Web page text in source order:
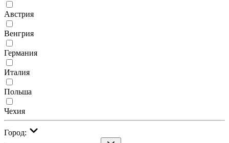
Австрия
Венгрия
Германия
Италия
Польша
Чехия
Город: